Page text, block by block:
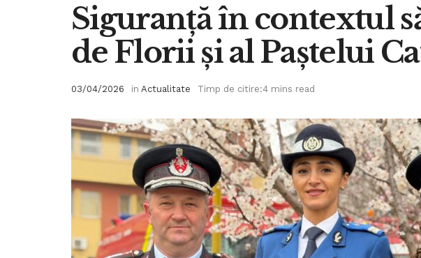
Siguranță în contextul
de Florii și al Paștelui
03/04/2026 in Actualitate Timp de citire:4 mins read